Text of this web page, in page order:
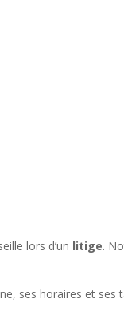
lors d’un litige.
ses horaires et ses